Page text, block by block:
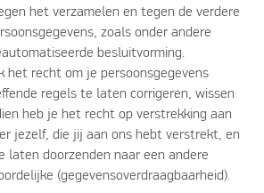
het verzamelen en tegen de verdere
zoals onder andere
besluitvorming.
het recht om je persoonsgegevens
regels te laten corrigeren, wissen
heb je het recht op verstrekking aan
jezelf, die jij aan ons hebt verstrekt, en
laten doorzenden naar een andere
(gegevensoverdraagbaarheid).